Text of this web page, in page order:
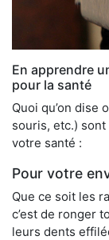
En apprendre
pour la santé
Quoi qu’on dise
souris, etc.)
votre santé :
Pour votre
Que ce soit les
c’est de ronger
leurs dents